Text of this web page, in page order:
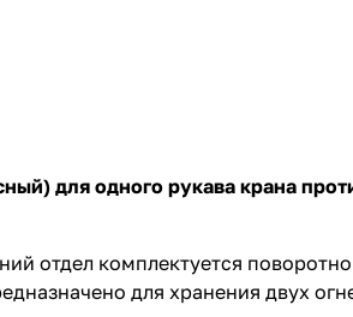
для одного рукава крана
отдел комплектуется
для хранения двух